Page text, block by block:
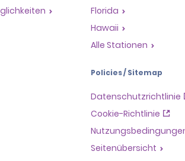
Florida
Hawaii
Alle Stationen
Policies / Sitemap
Datenschutzrichtlinie
Cookie-Richtlinie
Seitenübersicht